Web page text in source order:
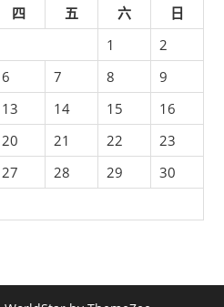
四 五 六
日
1
2
6 7 8
9
13 14 15
16
20 21 22
23
27 28 29
30